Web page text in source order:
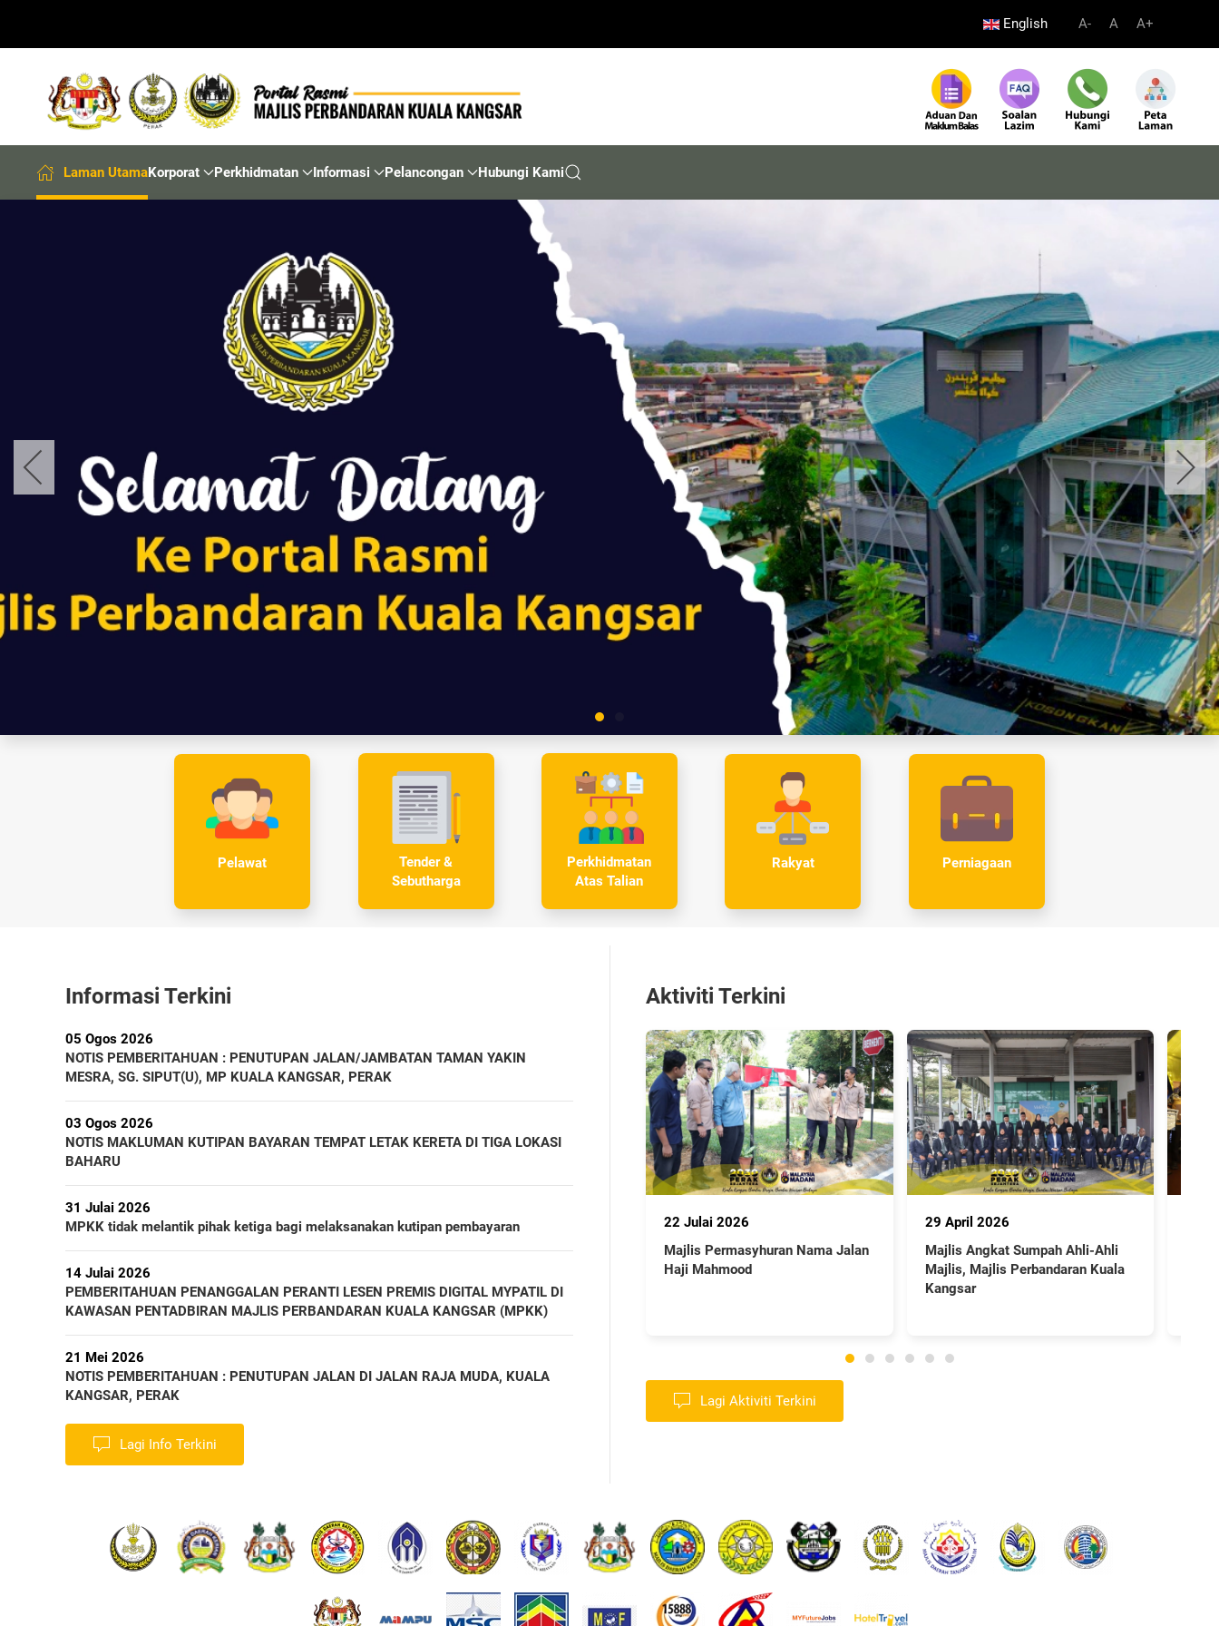
English A- A A+
Laman UtamaKorporat Perkhidmatan Informasi Pelancongan Hubungi Kami
Pelawat
Tender &
Sebutharga
Perkhidmatan
Atas Talian
Rakyat Perniagaan
Informasi Terkini
05 Ogos 2026
NOTIS PEMBERITAHUAN : PENUTUPAN JALAN/JAMBATAN TAMAN YAKIN
MESRA, SG. SIPUT(U), MP KUALA KANGSAR, PERAK
03 Ogos 2026
NOTIS MAKLUMAN KUTIPAN BAYARAN TEMPAT LETAK KERETA DI TIGA LOKASI
BAHARU
31 Julai 2026
MPKK tidak melantik pihak ketiga bagi melaksanakan kutipan pembayaran
14 Julai 2026
PEMBERITAHUAN PENANGGALAN PERANTI LESEN PREMIS DIGITAL MYPATIL DI
KAWASAN PENTADBIRAN MAJLIS PERBANDARAN KUALA KANGSAR (MPKK)
21 Mei 2026
NOTIS PEMBERITAHUAN : PENUTUPAN JALAN DI JALAN RAJA MUDA, KUALA
KANGSAR, PERAK
Lagi Info Terkini
Aktiviti Terkini
22 Julai 2026
Majlis Permasyhuran Nama Jalan
29 April 2026
Majlis Angkat Sumpah Ahli-Ahli
Majlis, Majlis Perbandaran Kuala
18 Mac 2026
Lebih 27,000 Panjut Terangi Kuala
Kangsar, 21 Penyertaan
Meriahkan Pesta Panjut Kuala
Lagi Aktiviti Terkini